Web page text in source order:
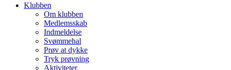
Klubben
Om klubben
Medlemsskab
Indmeldelse
Svømmehal
Prøv at dykke
Tryk prøvning
Aktiviteter